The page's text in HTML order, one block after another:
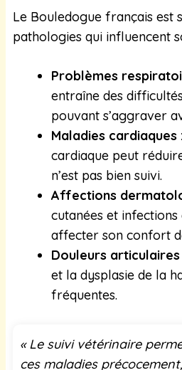
Le Bouledogue français est
pathologies qui influencent
Problèmes
entraîne des
pouvant s’aggraver
Maladies cardiaques :
cardiaque peut
n’est pas bien suivi.
Affections
cutanées et
affecter son confort
Douleurs articulaires
et la dysplasie de la
fréquentes.
« Le suivi vétérinaire
ces maladies